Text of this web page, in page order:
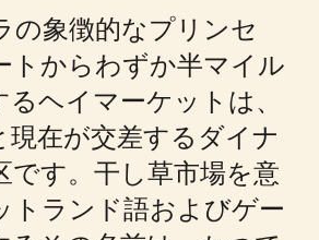
の象徴的なプリンセ
トからわずか半マイル
ヘイマーケットは、
現在が交差するダイナ
です。干し草市場を意
トランド語およびゲー